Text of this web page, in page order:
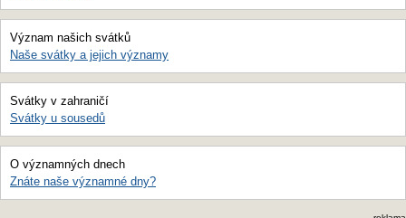
Význam našich svátků
Naše svátky a jejich významy
Svátky v zahraničí
Svátky u sousedů
O významných dnech
Znáte naše významné dny?